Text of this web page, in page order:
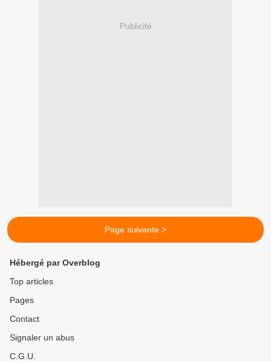
Publicité
Page suivante >
Hébergé par Overblog
Top articles
Pages
Contact
Signaler un abus
C.G.U.